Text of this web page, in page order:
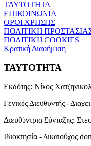
ΤΑΥΤΟΤΗΤΑ
ΕΠΙΚΟΙΝΩΝΙΑ
ΟΡΟΙ ΧΡΗΣΗΣ
ΠΟΛΙΤΙΚΗ
ΠΟΛΙΤΙΚΗ COOKIES
Κρατική Διαφήμιση
ΤΑΥΤΟΤΗΤΑ
Εκδότης: Νίκος
Γενικός Διευθυντής -
Διευθύντρια Σύνταξης:
Ιδιοκτησία - Δικαιούχος